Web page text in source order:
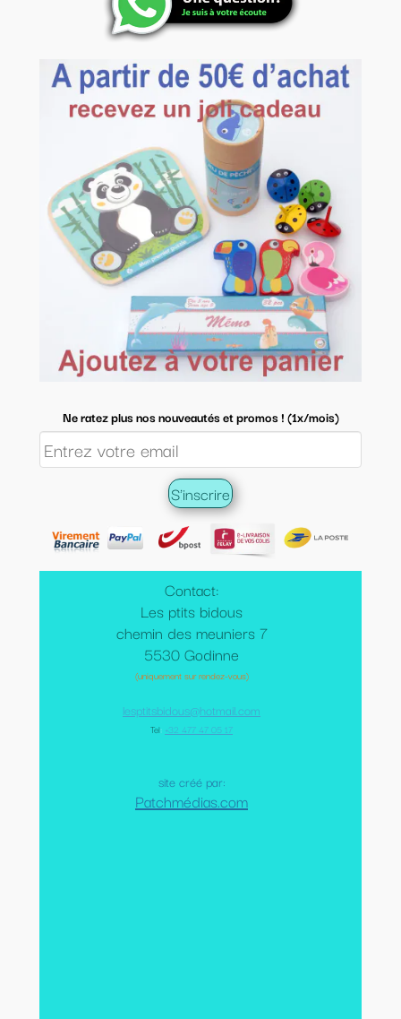
Contact:
Les ptits bidous
chemin des meuniers 7
5530 Godinne
(uniquement sur rendez-vous)
lesptitsbidous@hotmail.com
Tel: +32 477 47 05 17
site créé par:
Patchmédias.com
Ne ratez plus nos nouveautés et promos ! (1x/mois)